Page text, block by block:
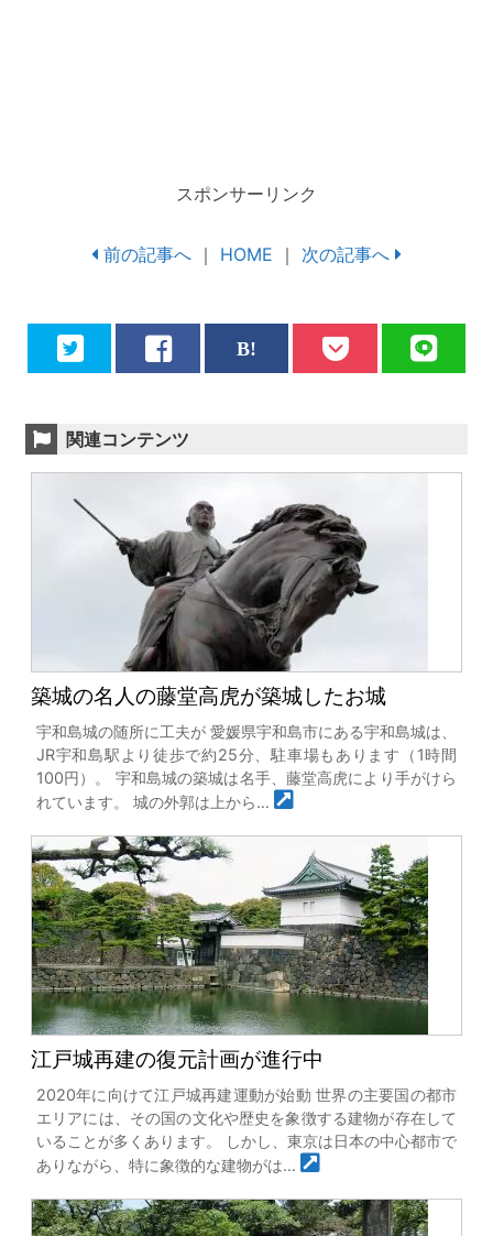
スポンサーリンク
前の記事へ ｜ HOME ｜ 次の記事へ
関連コンテンツ
築城の名人の藤堂高虎が築城したお城
宇和島城の随所に工夫が 愛媛県宇和島市にある宇和島城は、
JR宇和島駅より徒歩で約25分、駐車場もあります（1時間
100円）。 宇和島城の築城は名手、藤堂高虎により手がけら
れています。 城の外郭は上から…
江戸城再建の復元計画が進行中
2020年に向けて江戸城再建運動が始動 世界の主要国の都市
エリアには、その国の文化や歴史を象徴する建物が存在して
いることが多くあります。 しかし、東京は日本の中心都市で
ありながら、特に象徴的な建物がは…